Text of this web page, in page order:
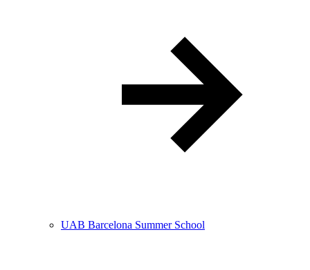
UAB Barcelona Summer School